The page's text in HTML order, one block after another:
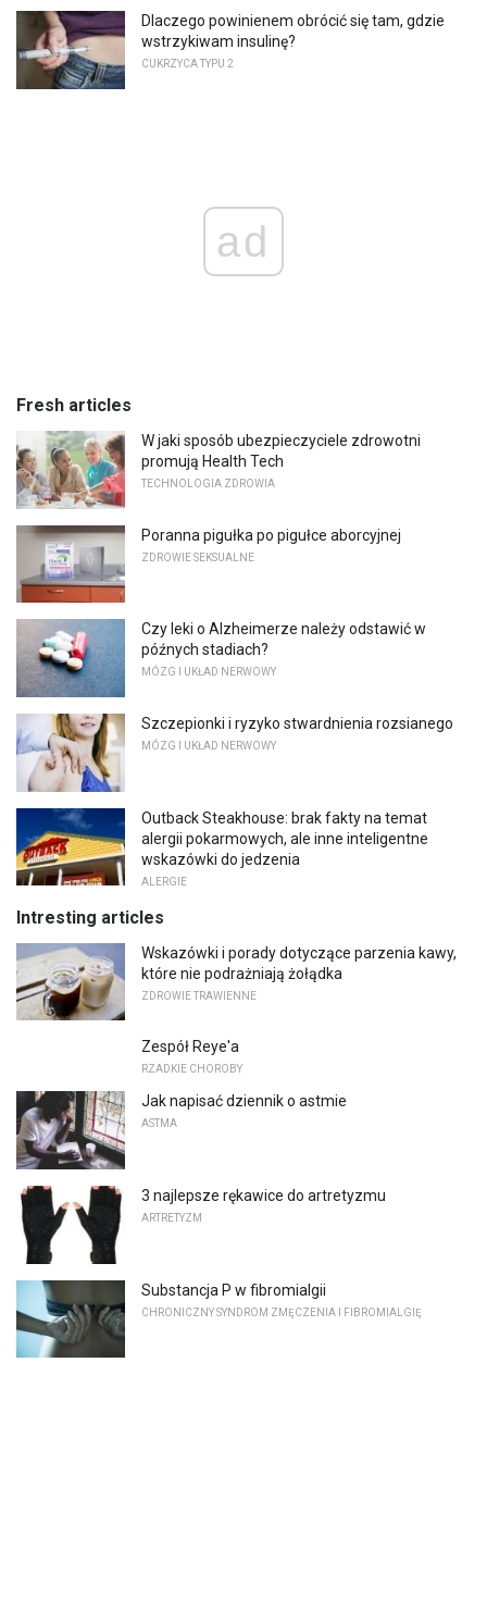
Dlaczego powinienem obrócić się tam, gdzie
wstrzykiwam insulinę?
CUKRZYCA TYPU 2
ad
Fresh articles
W jaki sposób ubezpieczyciele zdrowotni
promują Health Tech
TECHNOLOGIA ZDROWIA
Poranna pigułka po pigułce aborcyjnej
ZDROWIE SEKSUALNE
Czy leki o Alzheimerze należy odstawić w
późnych stadiach?
MÓZG I UKŁAD NERWOWY
Szczepionki i ryzyko stwardnienia rozsianego
MÓZG I UKŁAD NERWOWY
Outback Steakhouse: brak fakty na temat
alergii pokarmowych, ale inne inteligentne
wskazówki do jedzenia
ALERGIE
Intresting articles
Wskazówki i porady dotyczące parzenia kawy,
które nie podrażniają żołądka
ZDROWIE TRAWIENNE
Zespół Reye'a
RZADKIE CHOROBY
Jak napisać dziennik o astmie
ASTMA
3 najlepsze rękawice do artretyzmu
ARTRETYZM
Substancja P w fibromialgii
CHRONICZNY SYNDROM ZMĘCZENIA I FIBROMIALGIĘ